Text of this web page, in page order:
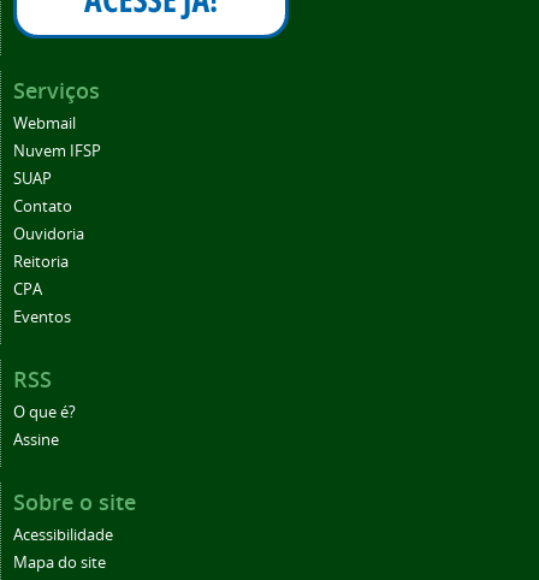
Serviços
Webmail
Nuvem IFSP
SUAP
Contato
Ouvidoria
Reitoria
CPA
Eventos
RSS
O que é?
Assine
Sobre o site
Acessibilidade
Mapa do site